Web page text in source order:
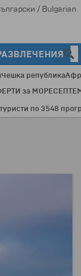
/ Bulgarian
Чешка република
за МОРЕ
по 3548 програми